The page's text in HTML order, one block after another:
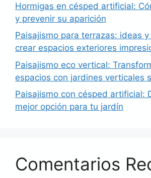
Hormigas en césped artificial:
y prevenir su aparición
Paisajismo para terrazas: ideas
crear espacios exteriores
Paisajismo eco vertical:
espacios con jardines verticales
Paisajismo con césped artificial:
mejor opción para tu jardín
Comentarios